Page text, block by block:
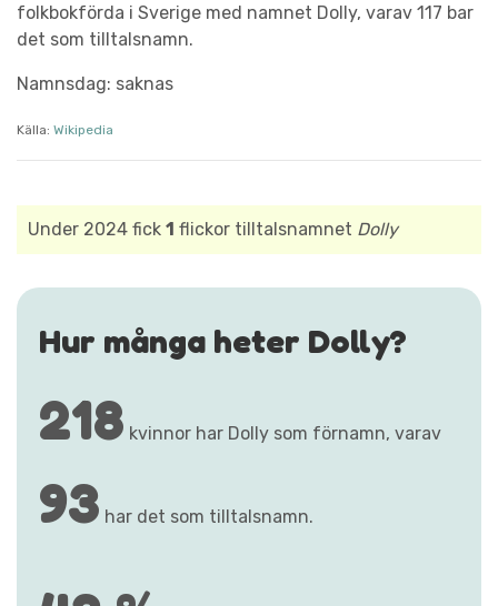
folkbokförda i Sverige med namnet Dolly, varav 117 bar
det som tilltalsnamn.
Namnsdag: saknas
Källa: Wikipedia
Under 2024 fick 1 flickor tilltalsnamnet Dolly
Hur många heter Dolly?
218 kvinnor har Dolly som förnamn, varav
93 har det som tilltalsnamn.